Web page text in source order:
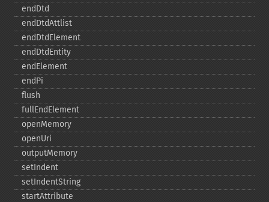
endDtd
endDtdAttlist
endDtdElement
endDtdEntity
endElement
endPi
flush
fullEndElement
openMemory
openUri
outputMemory
setIndent
setIndentString
startAttribute